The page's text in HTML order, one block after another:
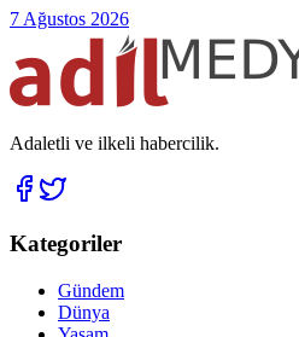
7 Ağustos 2026
Adaletli ve ilkeli habercilik.
Kategoriler
Gündem
Dünya